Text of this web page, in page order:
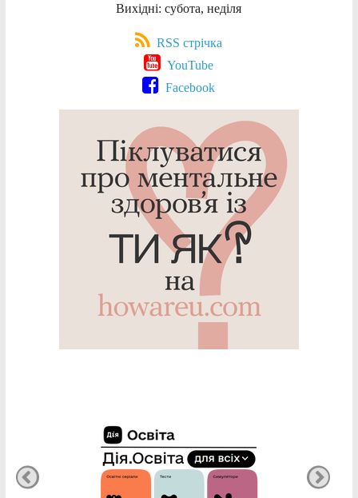
Вихідні: субота, неділя
RSS стрічка
YouTube
Facebook